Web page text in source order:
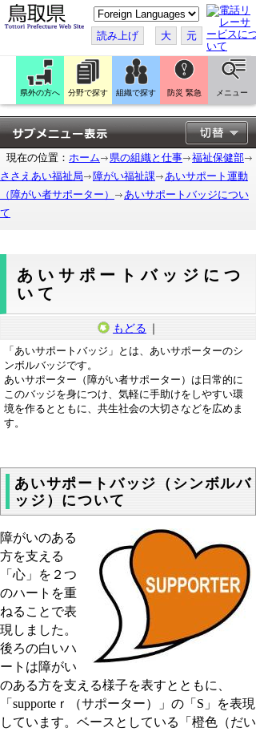
こ
の
ペ
ー
ジ
翻
訳
す
る
読み上げ 大 元
県外の方へ 分野で探す 組織で探す 防災 緊急 メニュー
現在の位置： ホーム 県の組織と仕事
福祉保健部
ささえあい福祉局
障がい福祉課
あいサポート運動
（障がい者サポーター）
あいサポートバッジについ
て
あいサポートバッジにつ
いて
もどる ｜
「あいサポートバッジ」とは、あいサポーターのシ
ンボルバッジです。
あいサポーター（障がい者サポーター）は日常的に
このバッジを身につけ、気軽に手助けをしやすい環
境を作るとともに、共生社会の大切さなどを広めま
す。
あいサポートバッジ（シンボルバ
ッジ）について
障がいのある
方を支える
「心」を２つ
のハートを重
ねることで表
現しました。
後ろの白いハ
ートは障がい
のある方を支える様子を表すとともに、
「 supporteｒ （サポーター）」の「 S 」を表現
しています。ベースとしている「橙色（だい